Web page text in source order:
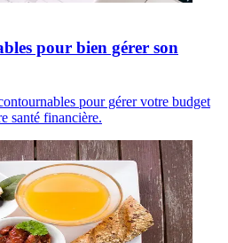
pour bien gérer son
pour gérer votre budget
santé financière.